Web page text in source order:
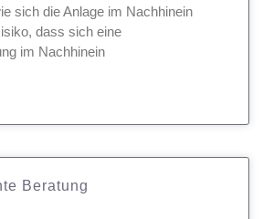
sich die Anlage im Nachhinein
dass sich eine
im Nachhinein
Beratung